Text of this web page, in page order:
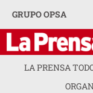
GRUPO OPSA
LA PRENSA